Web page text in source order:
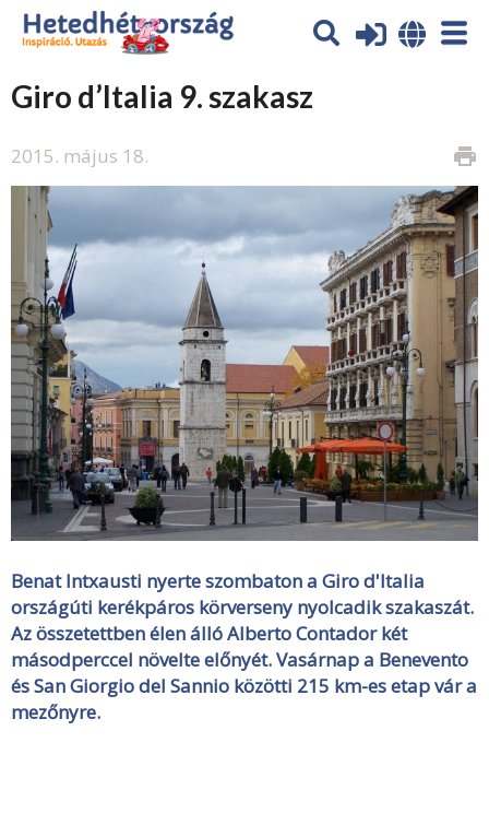
Giro d’Italia 9. szakasz
2015. május 18. print
Benat Intxausti nyerte szombaton a Giro d'Italia
országúti kerékpáros körverseny nyolcadik szakaszát.
Az összetettben élen álló Alberto Contador két
másodperccel növelte előnyét. Vasárnap a Benevento
és San Giorgio del Sannio közötti 215 km-es etap vár a
mezőnyre.